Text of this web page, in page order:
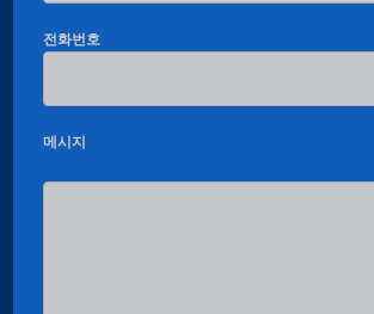
전화번호
메시지